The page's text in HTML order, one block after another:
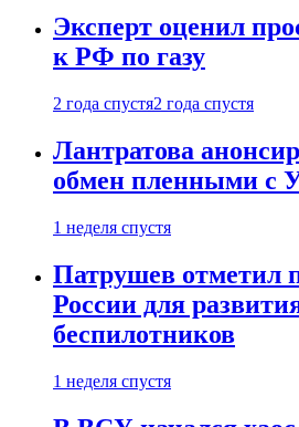
Эксперт оценил
к РФ по газу
2 года спустя2 года спустя
Лантратова
обмен пленными с
1 неделя спустя
Патрушев отметил
России для
беспилотников
1 неделя спустя